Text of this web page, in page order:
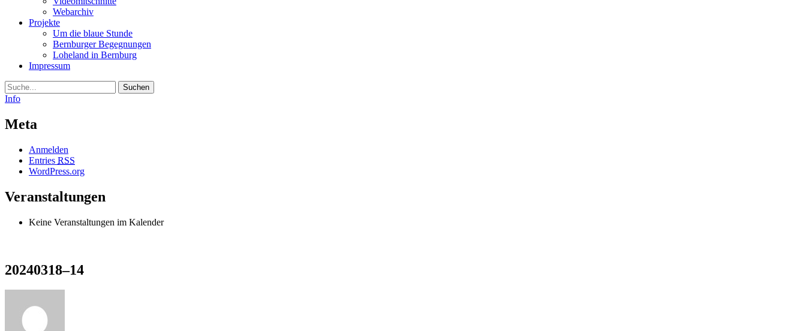
Webarchiv
Projekte
Um die blaue Stunde
Bernburger Begegnungen
Loheland in Bernburg
Impressum
Suche
Info
Meta
Anmelden
Entries RSS
WordPress.org
Veranstaltungen
Keine Veranstaltungen im Kalender
20240318–14